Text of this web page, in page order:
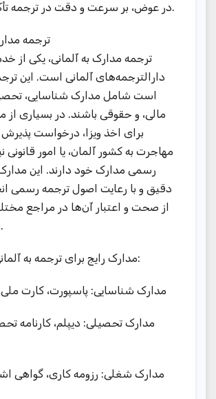
در عوض، بر سرعت و دقت در ترجمه تأکید می‌شود.
ترجمه
ترجمه مدارک به آلمانی، یکی از
دارالترجمه‌های آلمانی است. این
است شامل مدارک شناسایی،
مالی، و حقوقی باشند. در بسیاری از
برای اخذ ویزا، درخواست
مهاجرت به کشور آلمان، یا امور قانونی
رسمی مدارک خود دارند. این مدارک
دقیق و با رعایت اصول ترجمه رسمی
از صحت و اعتبار آن‌ها در مراجع
حاصل شود.
مدارک رایج برای ترجمه به آلمانی عبارتند از:
مدارک شناسایی: پاسپورت، کارت
مدارک تحصیلی: دیپلم، کارنامه
مدارک شغلی: رزومه کاری، گواهی